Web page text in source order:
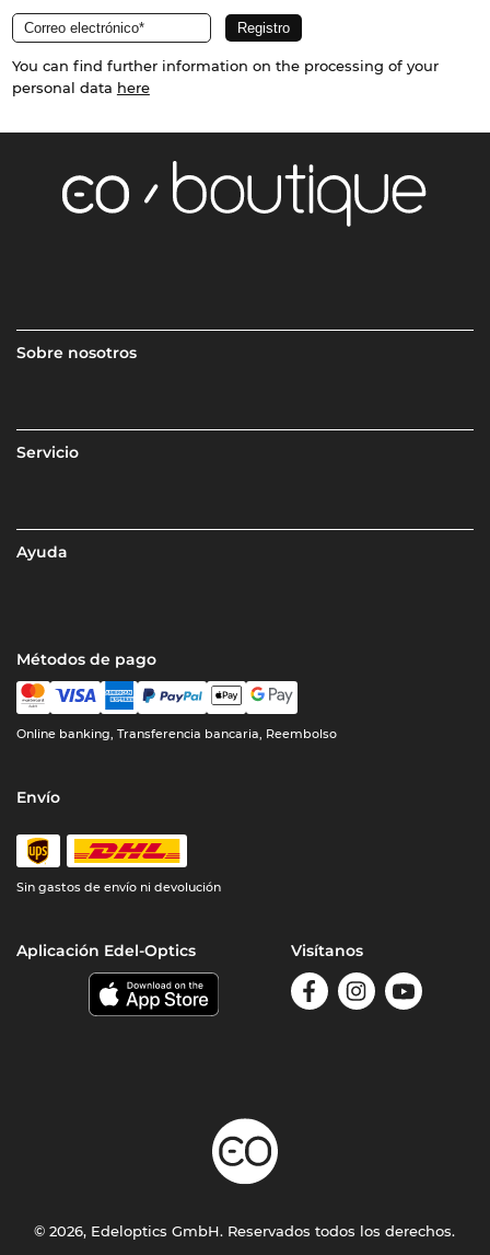
You can find further information on the processing of your
personal data here
Sobre nosotros
Servicio
Ayuda
Métodos de pago
Online banking, Transferencia bancaria, Reembolso
Envío
Sin gastos de envío ni devolución
Aplicación Edel-Optics Visítanos
© 2026, Edeloptics GmbH. Reservados todos los derechos.